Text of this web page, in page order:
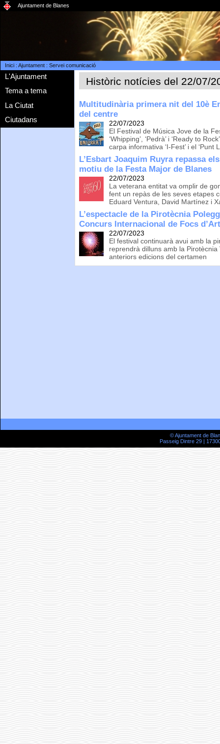
Ajuntament de Blanes
Inici: Ajuntament: Servei comunicació
L'Ajuntament
Tema a tema
La Ciutat
Ciutadans
Històric notícies del 22/07/
Multitudinària primera nit del 10è
del centre
22/07/2023
El Festival de Música Jove de la
‘Whipping’, ‘Pedrà’ i ‘Ready to
carpa informativa ‘I-Fest’ i el ‘Punt
L’Esbart Joaquim Ruyra repassa
motiu de la Festa Major de Blanes
22/07/2023
La veterana entitat va omplir de
fent un repàs de les seves etapes
Eduard Ventura, David Martínez i
L’espectacle de la Pirotècnia
Concurs Internacional de Focs
22/07/2023
El festival continuarà avui amb la
reprendrà dilluns amb la
anteriors edicions del certamen
© Ajuntament de
Passeig Dintre 29 |